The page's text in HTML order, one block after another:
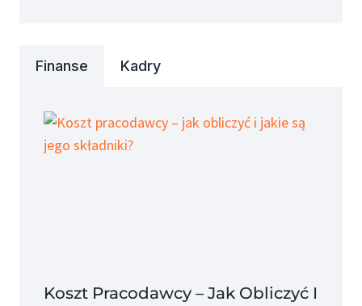
Finanse Kadry
Koszt Pracodawcy – Jak Obliczyć I